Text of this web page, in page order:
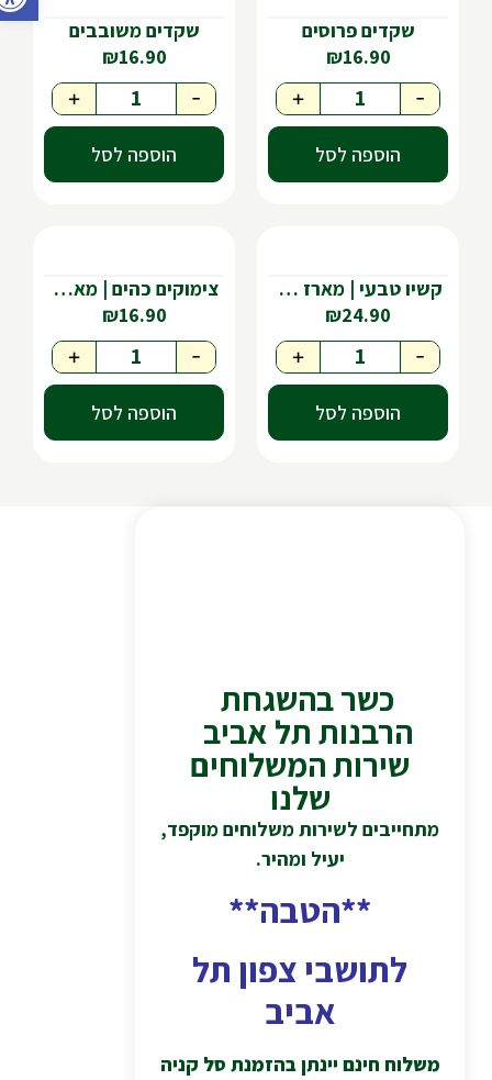
שקדים פרוסים
₪16.90
-
+
הוספה לסל
שקדים משובבים
₪16.90
-
+
הוספה לסל
קשיו טבעי | מארז כ-280 גר'
₪24.90
-
+
הוספה לסל
צימוקים כהים | מארז כ-320 גר'
₪16.90
-
+
הוספה לסל
כשר בהשגחת
הרבנות תל אביב
שירות המשלוחים
שלנו
מתחייבים לשירות משלוחים מוקפד,
יעיל ומהיר.
**הטבה**
לתושבי צפון תל
אביב
משלוח חינם יינתן בהזמנת סל קניה